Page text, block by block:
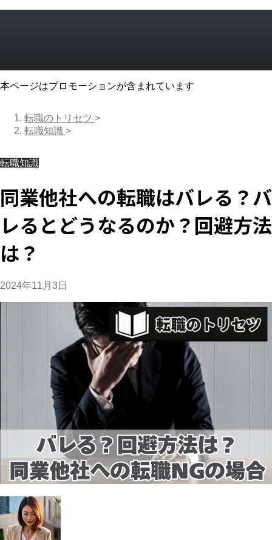
本ページはプロモーションが含まれています
転職のトリセツ >
転職知識 >
転職知識
同業他社への転職はバレる？バ
レるとどうなるのか？回避方法
は？
2024年11月3日